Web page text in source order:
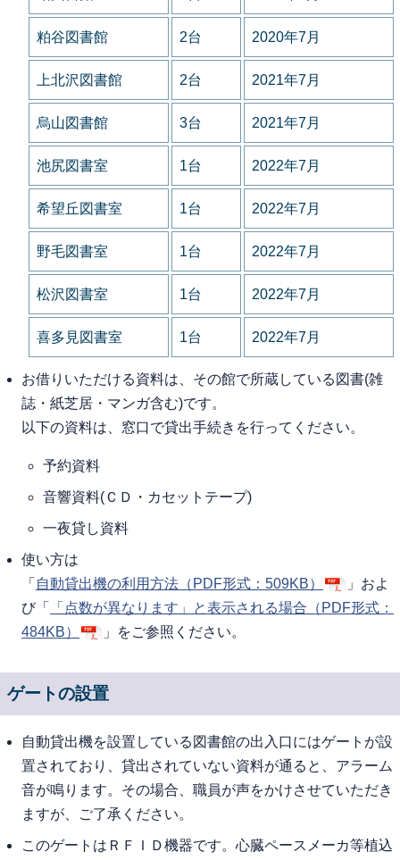
粕谷図書館 2台 2020年7月
上北沢図書館 2台 2021年7月
烏山図書館 3台 2021年7月
池尻図書室 1台 2022年7月
希望丘図書室 1台 2022年7月
野毛図書室 1台 2022年7月
松沢図書室 1台 2022年7月
喜多見図書室 1台 2022年7月
お借りいただける資料は、その館で所蔵している図書(雑
誌・紙芝居・マンガ含む)です。
以下の資料は、窓口で貸出手続きを行ってください。
予約資料
音響資料(ＣＤ・カセットテープ)
一夜貸し資料
使い方は
「 自動貸出機の利用方法（PDF形式：509KB）
」およ
び「
「点数が異なります」と表示される場合（PDF形式：
484KB）
」をご参照ください。
ゲートの設置
自動貸出機を設置している図書館の出入口にはゲートが設
置されており、貸出されていない資料が通ると、アラーム
音が鳴ります。その場合、職員が声をかけさせていただき
ますが、ご了承ください。
このゲートはＲＦＩＤ機器です。心臓ペースメーカ等植込